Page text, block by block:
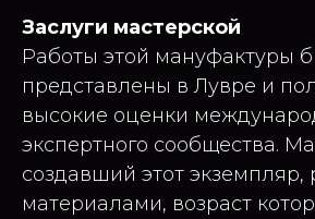
Заслуги мастерской
Работы этой мануфактуры
представлены в Лувре и
высокие оценки
экспертного сообщества.
создавший этот экземпляр,
материалами, возраст